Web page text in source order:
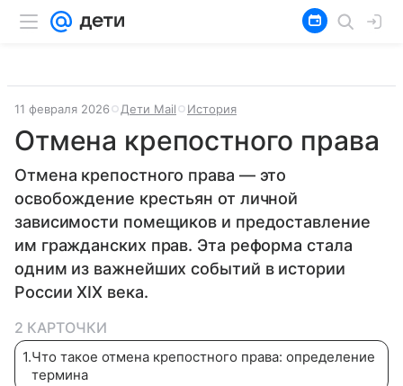
11 февраля 2026 Дети Mail История
Отмена крепостного права
Отмена крепостного права — это
освобождение крестьян от личной
зависимости помещиков и предоставление
им гражданских прав. Эта реформа стала
одним из важнейших событий в истории
России XIX века.
2 КАРТОЧКИ
1.Что такое отмена крепостного права: определение
термина